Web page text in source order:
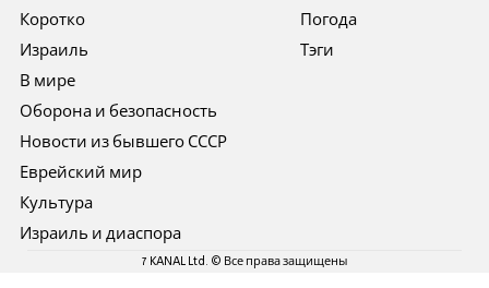
Коротко
Израиль
В мире
Оборона и безопасность
Новости из бывшего СССР
Еврейский мир
Культура
Израиль и диаспора
Погода
Тэги
7 KANAL Ltd. © Все права защищены